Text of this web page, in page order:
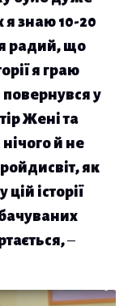
я знаю 10-20
я радий, що
я граю
повернувся у
Жені та
нічого й не
як
історії
–